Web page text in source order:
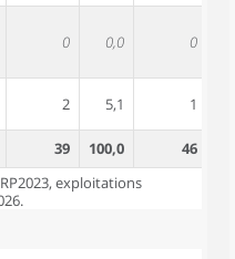
0 0,0 0
2 5,1 1
39 100,0 46
exploitations